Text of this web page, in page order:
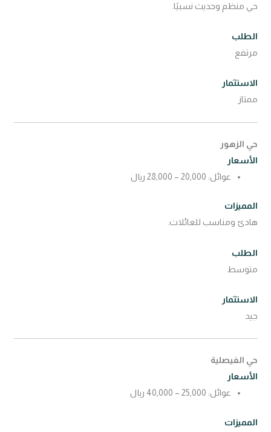
حي منظم وحديث نسبيًا.
الطلب
مرتفع
الاستثمار
ممتاز
حي الزهور
الأسعار
عوائل: 20,000 – 28,000 ريال
المميزات
هادئ ومناسب للعائلات.
الطلب
متوسط
الاستثمار
جيد
حي الفيصلية
الأسعار
عوائل: 25,000 – 40,000 ريال
المميزات